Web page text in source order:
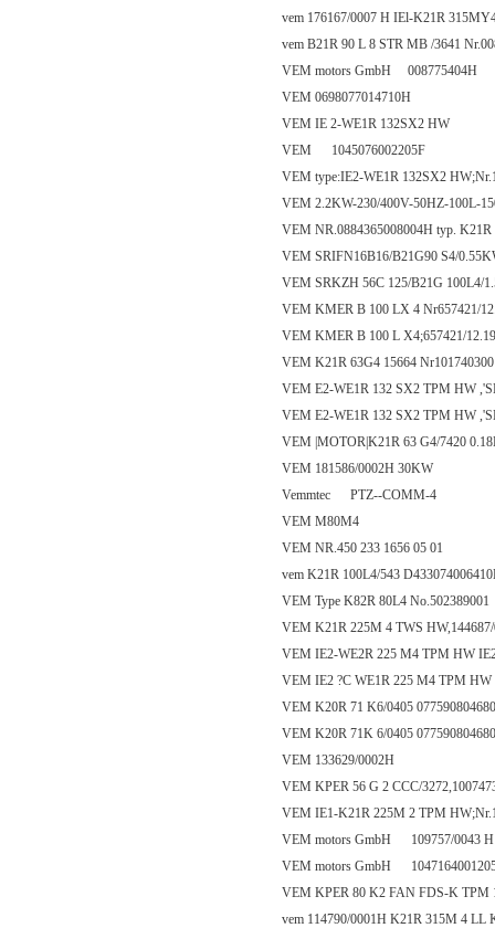
vem 176167/0007 H IEl-K21R
vem B21R 90 L 8 STR MB /3641
VEM motors GmbH 008775404H
VEM 0698077014710H
VEM IE 2-WE1R 132SX2 HW
VEM 1045076002205F
VEM type:IE2-WE1R 132SX2
VEM 2.2KW-230/400V-50HZ-100L-
VEM NR.0884365008004H typ. K21R
VEM SRIFN16B16/B21G90 S4/
VEM SRKZH 56C 125/B21G 100L4/
VEM KMER B 100 LX 4 Nr657421/
VEM KMER B 100 L X4;657421/
VEM K21R 63G4 15664
VEM E2-WE1R 132 SX2 TPM HW
VEM E2-WE1R 132 SX2 TPM HW
VEM |MOTOR|K21R 63 G4/7420
VEM 181586/0002H 30KW
Vemmtec PTZ--COMM-4
VEM M80M4
VEM NR.450 233 1656 05 01
vem K21R 100L4/543
VEM Type K82R 80L4 No.502389001
VEM K21R 225M 4 TWS
VEM IE2-WE2R 225 M4 TPM HW
VEM IE2 ?C WE1R 225 M4 TPM HW
VEM K20R 71 K6/0405
VEM K20R 71K 6/0405
VEM 133629/0002H
VEM KPER 56 G 2 CCC/
VEM IE1-K21R 225M 2 TPM
VEM motors GmbH 109757/0043 H
VEM motors GmbH
VEM KPER 80 K2 FAN FDS-K TPM
vem 114790/0001H K21R 315M 4 LL